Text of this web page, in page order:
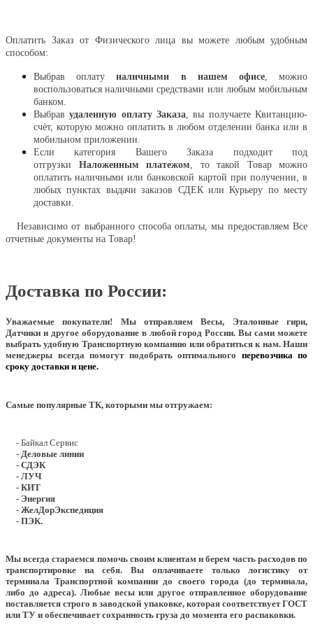
Оплатить Заказ от Физического лица вы можете любым удобным
способом:
Выбрав оплатуналичными в нашем офисе, можно
воспользоваться наличными средствами или любым мобильным
банком.
Выбравудаленную оплату Заказа , вы получаете Квитанцию-
счёт, которую можно оплатить в любом отделении банка или в
мобильном приложении.
Если категория Вашего Заказа подходит под
отгрузки Наложенным платежом , то такой Товар можно
оплатить наличными или банковской картой при получении, в
любых пунктах выдачи заказов СДЕК или Курьеру по месту
доставки.
Независимо от выбранного способа оплаты, мы предоставляем Все
отчетные документы на Товар!
Доставка по России:
Уважаемые покупатели! Мы отправляем Весы, Эталонные гири,
Датчики и другое оборудование в любой город России. Вы сами можете
выбрать удобную Транспортную компанию или обратиться к нам. Наши
менеджеры всегда помогут подобрать оптимального перевозчика по
сроку доставки и цене.
Самые популярные ТК, которыми мы отгружаем:
- Байкал Сервис
- Деловые линии
- СДЭК
- ЛУЧ
- КИТ
- Энергия
- ЖелДорЭкспедиция
- ПЭК.
Мы всегда стараемся помочь своим клиентам и берем часть расходов по
транспортировке на себя. Вы оплачиваете только логистику от
терминала Транспортной компании до своего города (до терминала,
либо до адреса). Любые весы или другое отправленное оборудование
поставляется строго в заводской упаковке, которая соответствует ГОСТ
или ТУ и обеспечивает сохранность груза до момента его распаковки.